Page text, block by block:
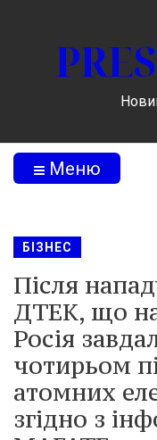
Меню
БІЗНЕС
Після
ДТЕК, що
Росія
чотирьом
атомних
згідно з